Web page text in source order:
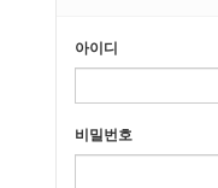
아이디
비밀번호